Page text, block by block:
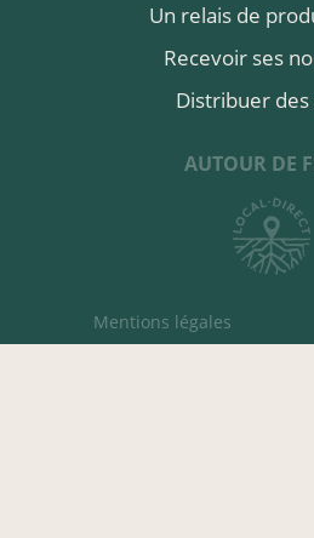
Un relais de
Recevoir ses
Distribuer
AUTOUR DE
Mentions légales